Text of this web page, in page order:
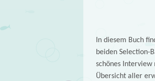
In diesem Buch
beiden Selection-
schönes Interview
Übersicht aller